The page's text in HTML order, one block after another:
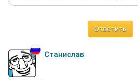
Ответить
Станислав